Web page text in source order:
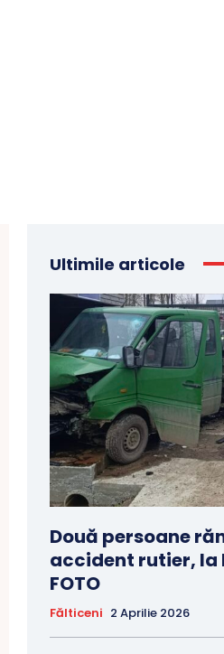
Ultimile articole
Două persoane
accident rutier, la
FOTO
Fălticeni 2 Aprilie 2026